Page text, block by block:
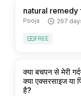
natural
Pooja 267
FREE
क्या बचपन से मेरी
क्या एक्सरसाइज या
है?